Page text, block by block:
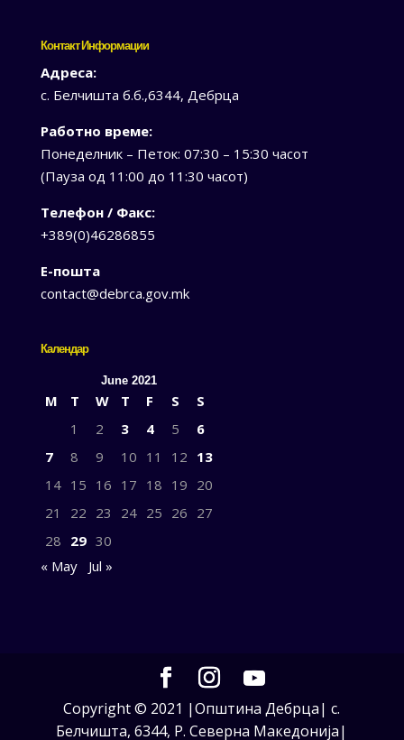
Контакт Информации
Адреса:
с. Белчишта б.б.,6344, Дебрца
Работно време:
Понеделник – Петок: 07:30 – 15:30 часот
(Пауза од 11:00 до 11:30 часот)
Телефон / Факс:
+389(0)46286855
Е-пошта
contact@debrca.gov.mk
Календар
June 2021
M T W T F S
S
1
2 3 4 5
6
7
8 9 10 11 12 13
14 15 16 17 18 19 20
21
22 23 24 25 26 27
28 29 30
« May
Jul »
Copyright © 2021 |Општина Дебрца| с.
Белчишта, 6344, Р. Северна Македонија|